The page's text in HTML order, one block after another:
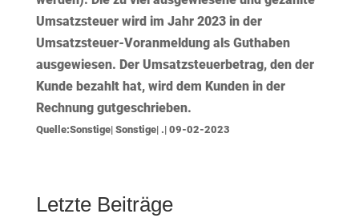
Umsatzsteuer wird im Jahr 2023 in der
Umsatzsteuer-Voranmeldung als Guthaben
ausgewiesen. Der Umsatzsteuerbetrag, den der
Kunde bezahlt hat, wird dem Kunden in der
Rechnung gutgeschrieben.
Quelle:Sonstige| Sonstige| .| 09-02-2023
Letzte Beiträge